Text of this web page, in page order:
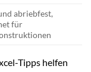
abriebfest,
für
Tipps helfen